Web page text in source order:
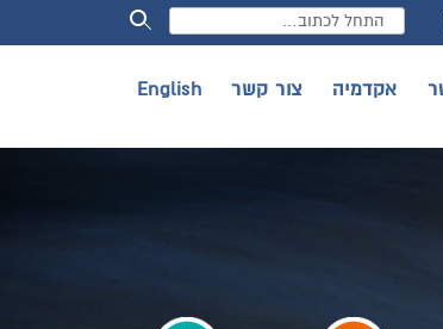
אקדמיה צור קשר English